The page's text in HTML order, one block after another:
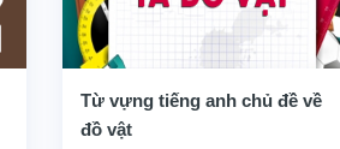
Từ vựng tiếng anh chủ đề về
đồ vật